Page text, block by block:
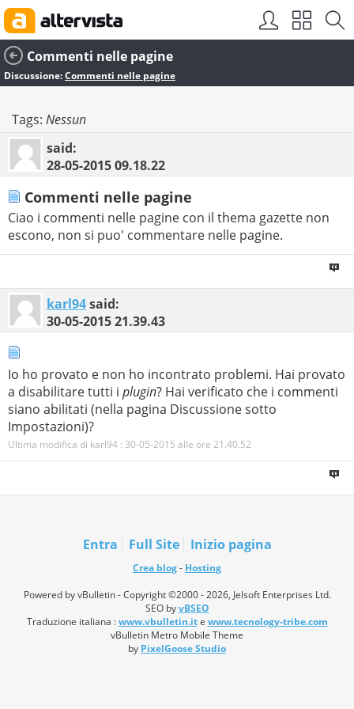
Commenti nelle pagine
Discussione:Commenti nelle pagine
Tags: Nessun
said:
28-05-201509.18.22
Commenti nelle pagine
Ciao i commenti nelle pagine con il thema gazette non
escono, non si puo' commentare nelle pagine.
karl94said:
30-05-201521.39.43
Io ho provato e non ho incontrato problemi. Hai provato
a disabilitare tutti i plugin? Hai verificato che i commenti
siano abilitati (nella pagina Discussione sotto
Impostazioni)?
Ultima modifica di karl94 : 30-05-2015 alle ore 21.40.52
Entra Full Site Inizio pagina
Crea blog- Hosting
Powered by vBulletin - Copyright ©2000 - 2026, Jelsoft Enterprises Ltd.
SEO byvBSEO
Traduzione italiana :www.vbulletin.ite www.tecnology-tribe.com
vBulletin Metro Mobile Theme
by PixelGoose Studio